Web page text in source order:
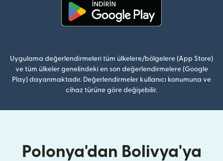
Uygulama değerlendirmeleri tüm ülkelere/bölgelere (App Store)
ve tüm ülkeler genelindeki en son değerlendirmelere (Google
Play) dayanmaktadır. Değerlendirmeler kullanıcı konumuna ve
cihaz türüne göre değişebilir.
Polonya'dan Bolivya'ya